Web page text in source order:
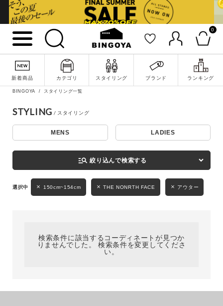
0
新着商品 カテゴリ スタイリング ブランド ランキング
詳細検索
BINGOYA スタイリング一覧
STYLING
MENS LADIES
manage_search 絞り込んで検索する
150cm~154cm THE NONRTH FACE アウター
検索条件に該当するコーディネートが見つか
りませんでした。 検索条件を変更してくださ
い。